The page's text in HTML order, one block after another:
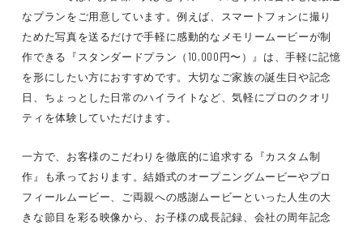
なプランをご用意しています。例えば、スマートフォンに撮り
ためた写真を送るだけで手軽に感動的なメモリームービーが制
作できる『スタンダードプラン（10,000円〜）』は、手軽に記憶
を形にしたい方におすすめです。大切なご家族の誕生日や記念
日、ちょっとした日常のハイライトなど、気軽にプロのクオリ
ティを体験していただけます。
一方で、お客様のこだわりを徹底的に追求する『カスタム制
作』も承っております。結婚式のオープニングムービーやプロ
フィールムービー、ご両親への感謝ムービーといった人生の大
きな節目を彩る映像から、お子様の成長記録、会社の周年記念